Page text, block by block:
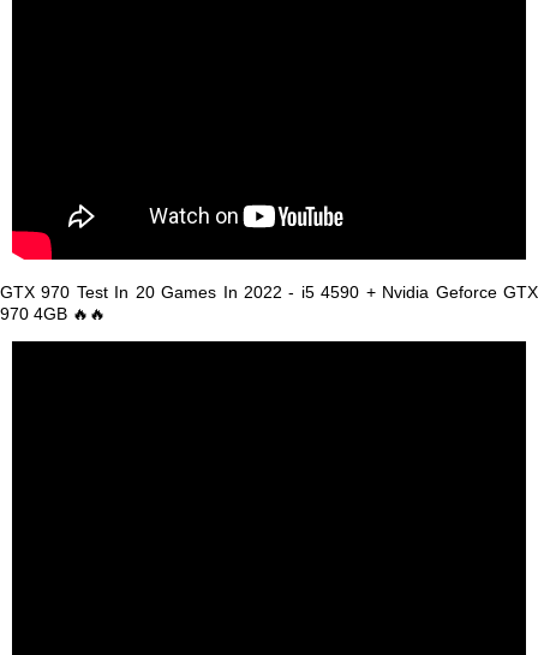
GTX 970 Test In 20 Games In 2022 - i5 4590 + Nvidia Geforce GTX
970 4GB 🔥🔥